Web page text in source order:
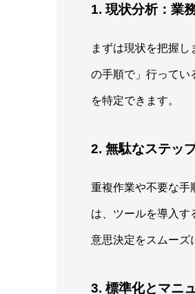
1. 現状分析：業
まずは現状を把握
の手順で」行ってい
を特定できます。
2. 無駄なステッ
重複作業や不要な手
は、ツールを導入す
意思決定をスムーズ
3. 標準化とマニ